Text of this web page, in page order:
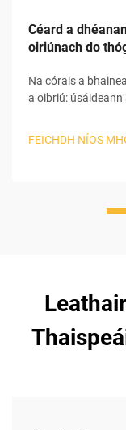
Céard a
oiriúnach do
Na córais a
a oibriú:
úsáideach chun
FEICHDH NÍOS